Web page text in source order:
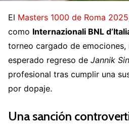
El Masters 1000 de Roma 2025
como Internazionali BNL
torneo cargado de
esperado regreso de Jannik
profesional tras cumplir una
por dopaje.
Una sanción